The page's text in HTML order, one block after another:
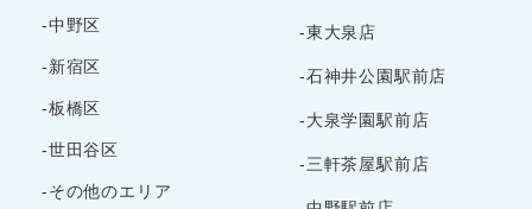
-中野区
-新宿区
-板橋区
-世田谷区
-その他のエリア
-東大泉店
-石神井公園駅前店
-大泉学園駅前店
-三軒茶屋駅前店